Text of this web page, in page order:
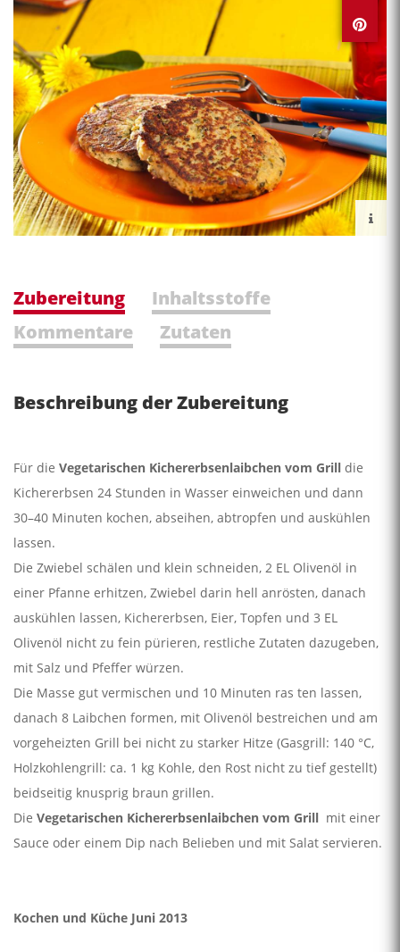
Zubereitung
Inhaltsstoffe
Kommentare
Zutaten
Beschreibung der Zubereitung
Für die Vegetarischen Kichererbsenlaibchen vom Grill die
Kichererbsen 24 Stunden in Wasser einweichen und dann
30–40 Minuten kochen, abseihen, abtropfen und auskühlen
lassen.
Die Zwiebel schälen und klein schneiden, 2 EL Olivenöl in
einer Pfanne erhitzen, Zwiebel darin hell anrösten, danach
auskühlen lassen, Kichererbsen, Eier, Topfen und 3 EL
Olivenöl nicht zu fein pürieren, restliche Zutaten dazugeben,
mit Salz und Pfeffer würzen.
Die Masse gut vermischen und 10 Minuten ras ten lassen,
danach 8 Laibchen formen, mit Olivenöl bestreichen und am
vorgeheizten Grill bei nicht zu starker Hitze (Gasgrill: 140 °C,
Holzkohlengrill: ca. 1 kg Kohle, den Rost nicht zu tief gestellt)
beidseitig knusprig braun grillen.
Die Vegetarischen Kichererbsenlaibchen vom Grill mit einer
Sauce oder einem Dip nach Belieben und mit Salat servieren.
Kochen und Küche Juni 2013